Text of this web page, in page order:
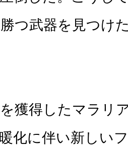
つ武器を見つけ
獲得したマラリ
化に伴い新しい